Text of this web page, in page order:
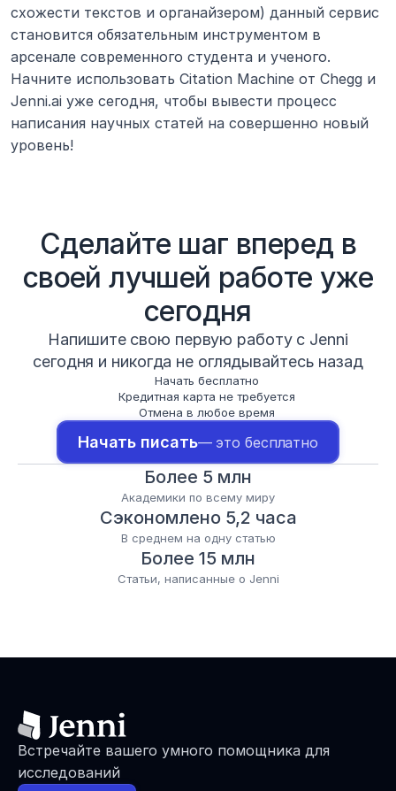
схожести текстов и органайзером) данный сервис
становится обязательным инструментом в
арсенале современного студента и ученого.
Начните использовать Citation Machine от Chegg и
Jenni.ai уже сегодня, чтобы вывести процесс
написания научных статей на совершенно новый
уровень!
Сделайте шаг вперед в
своей лучшей работе уже
сегодня
Напишите свою первую работу с Jenni
сегодня и никогда не оглядывайтесь назад
Начать бесплатно
Кредитная карта не требуется
Отмена в любое время
Начать писать— это бесплатно
Более 5 млн
Академики по всему миру
Сэкономлено 5,2 часа
В среднем на одну статью
Более 15 млн
Статьи, написанные о Jenni
Встречайте вашего умного помощника для
исследований